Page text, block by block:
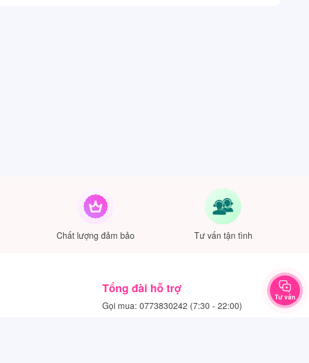
Chất lượng đảm bảo Tư vấn tận tình
Tổng đài hỗ trợ
Gọi mua: 0773830242 (7:30 - 22:00)
Tư vấn